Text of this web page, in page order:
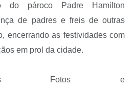
do pároco Padre Hamilton
de padres e freis de outras
encerrando as festividades com
em prol da cidade.
as Fotos e